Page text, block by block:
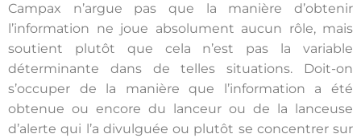
Campax n’argue pas que la manière d’obtenir
l’information ne joue absolument aucun rôle, mais
soutient plutôt que cela n’est pas la variable
déterminante dans de telles situations. Doit-on
s’occuper de la manière que l’information a été
obtenue ou encore du lanceur ou de la lanceuse
d’alerte qui l’a divulguée ou plutôt se concentrer sur